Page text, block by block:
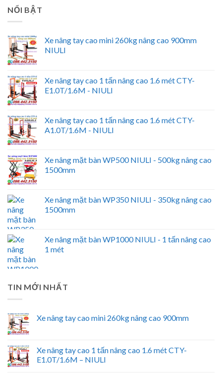
NỔI BẬT
Xe nâng tay cao mini 260kg nâng cao 900mm
NIULI
Xe nâng tay cao 1 tấn nâng cao 1.6 mét CTY-
E1.0T/1.6M - NIULI
Xe nâng tay cao 1 tấn nâng cao 1.6 mét CTY-
A1.0T/1.6M - NIULI
Xe nâng mặt bàn WP500 NIULI - 500kg nâng cao
1500mm
Xe nâng mặt bàn WP350 NIULI - 350kg nâng cao
1500mm
Xe nâng mặt bàn WP1000 NIULI - 1 tấn nâng cao
1 mét
TIN MỚI NHẤT
Xe nâng tay cao mini 260kg nâng cao 900mm
Xe nâng tay cao 1 tấn nâng cao 1.6 mét CTY-
E1.0T/1.6M – NIULI